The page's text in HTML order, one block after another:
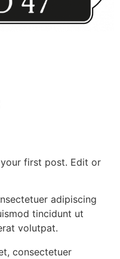
first post. Edit or
adipiscing
tincidunt ut
volutpat.
consectetuer